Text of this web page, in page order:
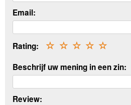
Email:
Rating: ☆
☆
☆
☆
☆
Beschrijf uw mening in een zin:
Review: